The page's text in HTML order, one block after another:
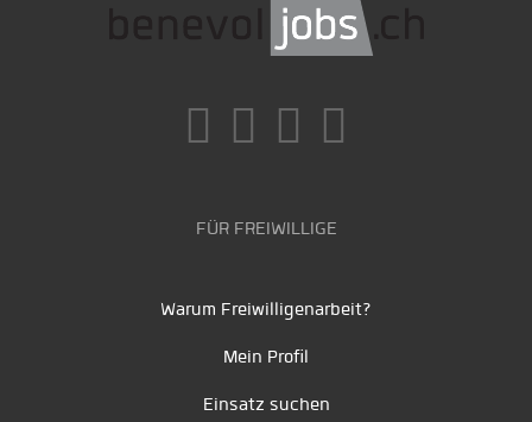
FÜR FREIWILLIGE
Warum Freiwilligenarbeit?
Mein Profil
Einsatz suchen